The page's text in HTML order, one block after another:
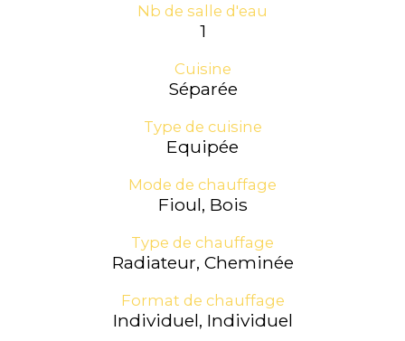
Nb de salle d'eau
1
Cuisine
Séparée
Type de cuisine
Equipée
Mode de chauffage
Fioul, Bois
Type de chauffage
Radiateur, Cheminée
Format de chauffage
Individuel, Individuel